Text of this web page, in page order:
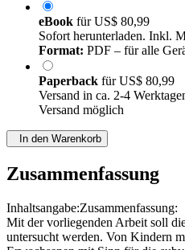
eBook fürUS$ 80,99
Sofort herunterladen. Inkl.
Format: PDF – für alle
Paperback fürUS$ 80,99
Versand in ca. 2-4
Versand möglich
In den Warenkorb
Zusammenfassung
Inhaltsangabe:Zusammenfassung:
Mit der vorliegenden Arbeit soll
untersucht werden. Von Kindern